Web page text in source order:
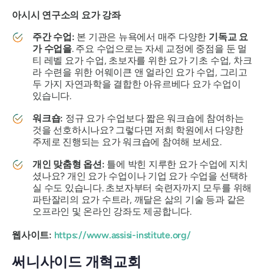
아시시 연구소의 요가 강좌
주간 수업: 본 기관은 뉴욕에서 매주 다양한 기독교 요
가 수업을. 주요 수업으로는 자세 교정에 중점을 둔 멀
티 레벨 요가 수업, 초보자를 위한 요가 기초 수업, 차크
라 수련을 위한 어웨이큰 앤 얼라인 요가 수업, 그리고
두 가지 자연과학을 결합한 아유르베다 요가 수업이
있습니다.
워크숍: 정규 요가 수업보다 짧은 워크숍에 참여하는
것을 선호하시나요? 그렇다면 저희 학원에서 다양한
주제로 진행되는 요가 워크숍에 참여해 보세요.
개인 맞춤형 옵션: 틀에 박힌 지루한 요가 수업에 지치
셨나요? 개인 요가 수업이나 기업 요가 수업을 선택하
실 수도 있습니다. 초보자부터 숙련자까지 모두를 위해
파탄잘리의 요가 수트라, 깨달은 삶의 기술 등과 같은
오프라인 및 온라인 강좌도 제공합니다.
웹사이트: https://www.assisi-institute.org/
써니사이드 개혁교회